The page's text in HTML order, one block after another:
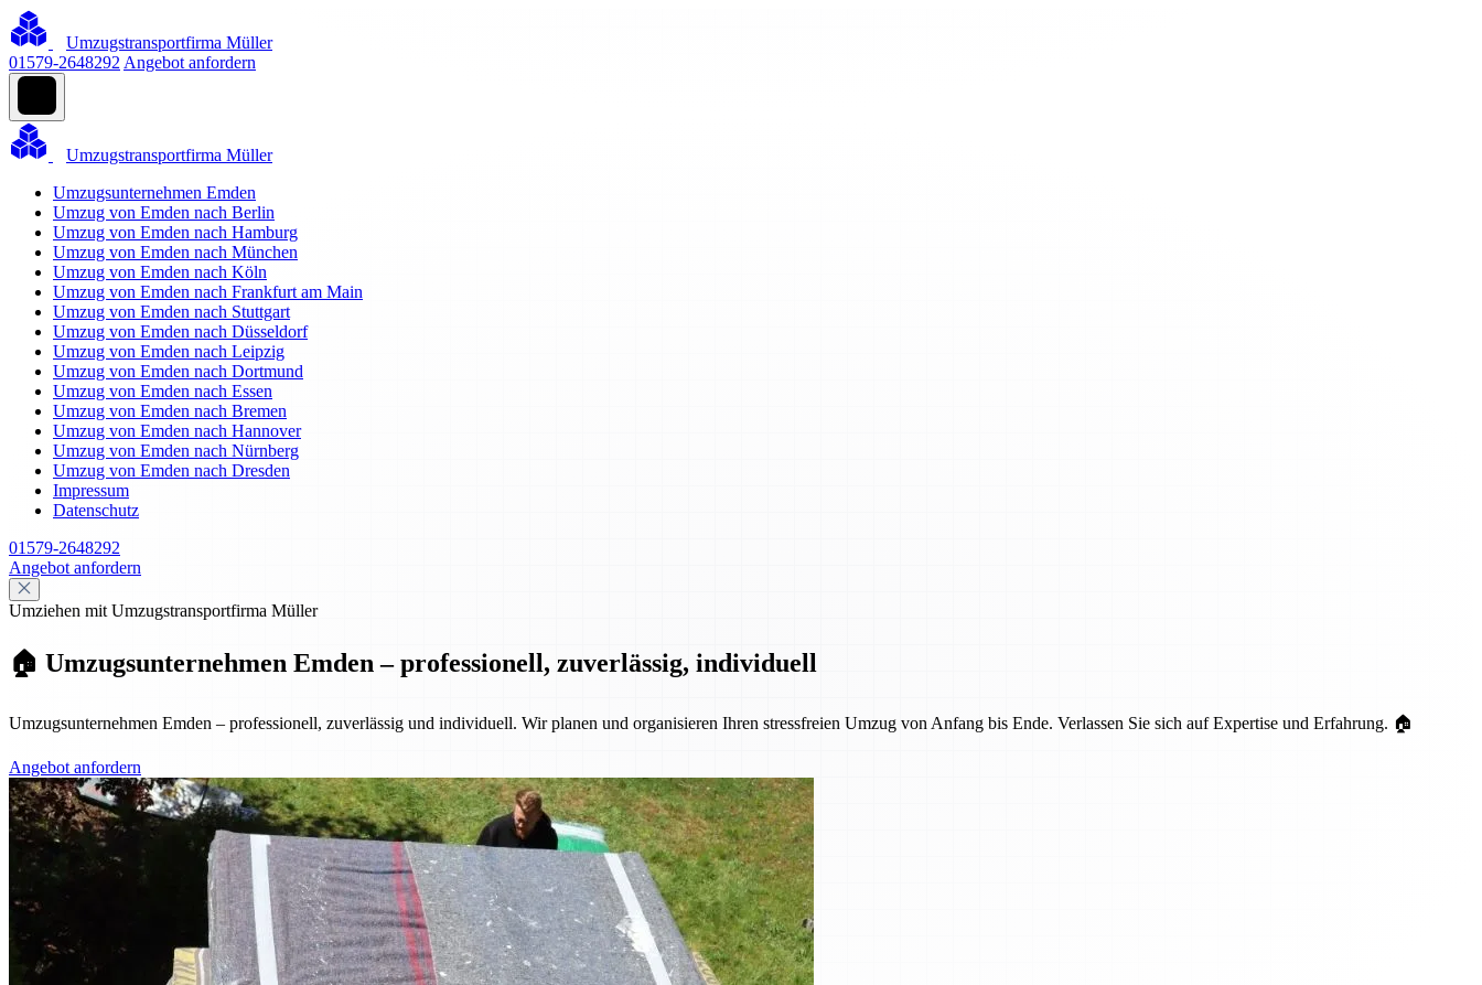
Umzugstransportfirma Müller
01579-2648292 Angebot anfordern
Umzugstransportfirma Müller
Umzugsunternehmen Emden
Umzug von Emden nach Berlin
Umzug von Emden nach Hamburg
Umzug von Emden nach München
Umzug von Emden nach Köln
Umzug von Emden nach Frankfurt am Main
Umzug von Emden nach Stuttgart
Umzug von Emden nach Düsseldorf
Umzug von Emden nach Leipzig
Umzug von Emden nach Dortmund
Umzug von Emden nach Essen
Umzug von Emden nach Bremen
Umzug von Emden nach Hannover
Umzug von Emden nach Nürnberg
Umzug von Emden nach Dresden
Impressum
Datenschutz
01579-2648292
Angebot anfordern
Umziehen mit Umzugstransportfirma Müller
🏠 Umzugsunternehmen Emden – professionell, zuverlässig, individuell
Umzugsunternehmen Emden – professionell, zuverlässig und individuell. Wir planen und organisieren Ihren stressfreien Umzug von Anfang bis Ende. Verlassen Sie sich auf Expertise und Erfahrung. 🏠
Angebot anfordern